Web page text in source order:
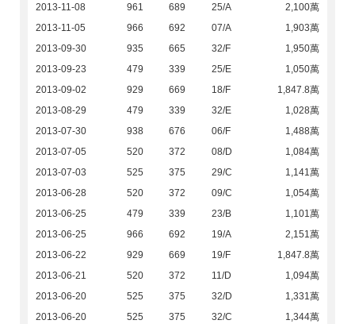
2013-11-08
961 689 25/A
2,100萬
2013-11-05
966 692 07/A
1,903萬
2013-09-30
935 665 32/F
1,950萬
2013-09-23
479 339 25/E
1,050萬
2013-09-02
929 669 18/F
1,847.8萬
2013-08-29
479 339 32/E
1,028萬
2013-07-30
938 676 06/F
1,488萬
2013-07-05
520 372 08/D
1,084萬
2013-07-03
525 375 29/C
1,141萬
2013-06-28
520 372 09/C
1,054萬
2013-06-25
479 339 23/B
1,101萬
2013-06-25
966 692 19/A
2,151萬
2013-06-22
929 669 19/F
1,847.8萬
2013-06-21
520 372 11/D
1,094萬
2013-06-20
525 375 32/D
1,331萬
2013-06-20
525 375 32/C
1,344萬